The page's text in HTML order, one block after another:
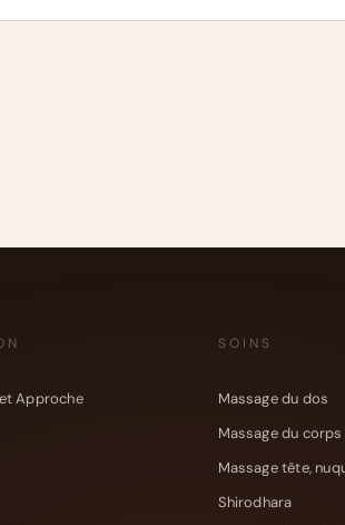
Approche
SOINS
Massage du dos
Massage du
Massage tête,
Shirodhara